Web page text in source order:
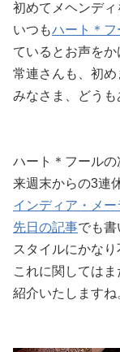
初めてメヘンディ
いつもハート＊
ているとお声をか
常連さんも、初め
みなさま、どうも
ハート＊フールの
来週末からの3連
インディア・メ
先日の記事でも
スタイルにかな
これに関しては
紹介いたしますね